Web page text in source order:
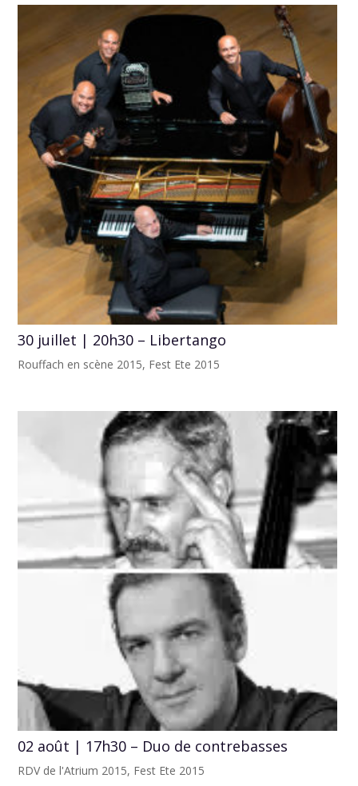
30 juillet | 20h30 – Libertango
Rouffach en scène 2015, Fest Ete 2015
02 août | 17h30 – Duo de contrebasses
RDV de l'Atrium 2015, Fest Ete 2015